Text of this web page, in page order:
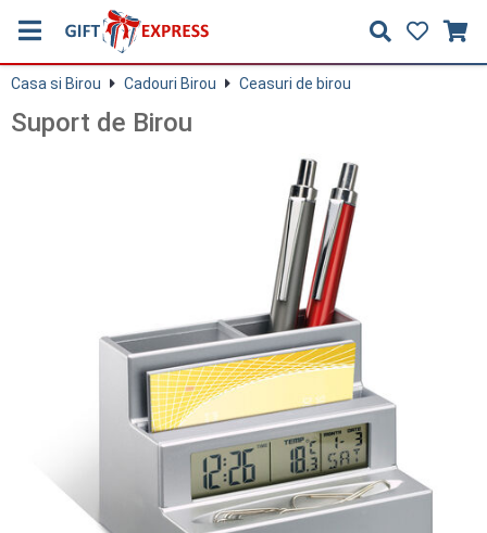
Casa si Birou Cadouri Birou Ceasuri de birou
Suport de Birou